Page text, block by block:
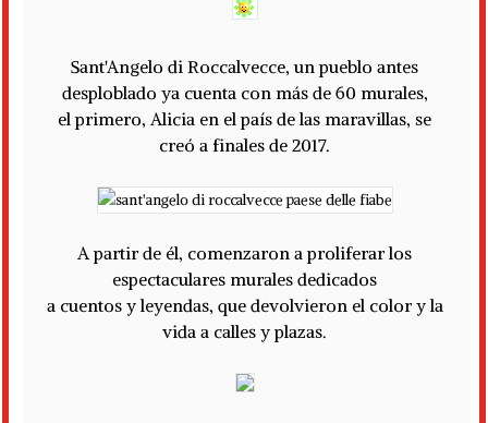
Sant'Angelo di Roccalvecce, un pueblo antes
desploblado ya cuenta con más de 60 murales,
el primero, Alicia en el país de las maravillas, se
creó a finales de 2017.
A partir de él, comenzaron a proliferar los
espectaculares murales dedicados
a cuentos y leyendas, que devolvieron el color y la
vida a calles y plazas.